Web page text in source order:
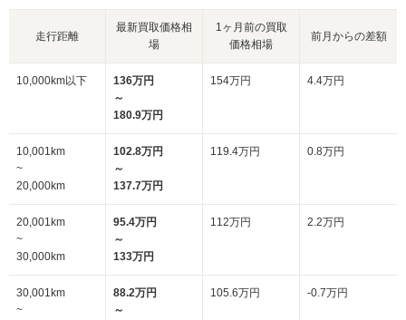
走行距離
最新買取価格相
場
1ヶ月前の買取
価格相場
前月からの差額
10,000km以下
136万円
～
180.9万円
154万円 4.4万円
10,001km
~
20,000km
102.8万円
～
137.7万円
119.4万円 0.8万円
20,001km
~
30,000km
95.4万円
～
133万円
112万円 2.2万円
30,001km
~
88.2万円
～
105.6万円 -0.7万円